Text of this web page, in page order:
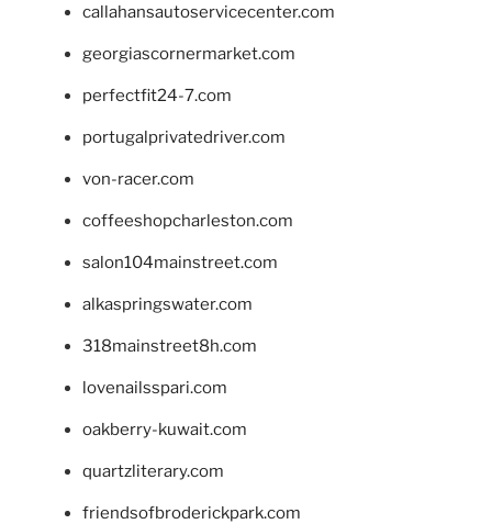
callahansautoservicecenter.com
georgiascornermarket.com
perfectfit24-7.com
portugalprivatedriver.com
von-racer.com
coffeeshopcharleston.com
salon104mainstreet.com
alkaspringswater.com
318mainstreet8h.com
lovenailsspari.com
oakberry-kuwait.com
quartzliterary.com
friendsofbroderickpark.com